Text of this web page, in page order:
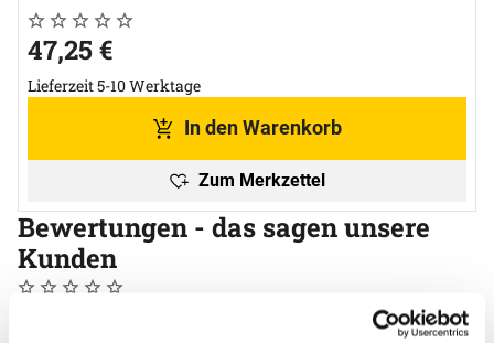
Noch keine Bewertungen abgegeben
0 Bewertungen
47,25€
Lieferzeit 5-10 Werktage
In den Warenkorb
Zum Merkzettel
Bewertungen - das sagen unsere
Kunden
Noch keine Bewertungen abgegeben
0 Bewertungen
Schreiben Sie jetzt Ihre persönliche Erfahrung mit